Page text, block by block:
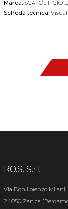
Marca: SCATOLIFICIO
Scheda tecnica:
RO.S. S.r.l.
Via Don Lorenzo Milani,
24050 Zanica